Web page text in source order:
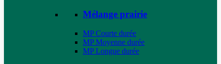
Mélange prairie
MP Courte durée
MP Moyenne durée
MP Longue durée